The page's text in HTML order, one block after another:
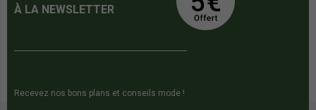
À LA NEWSLETTER
Recevez nos bons plans et conseils mode !